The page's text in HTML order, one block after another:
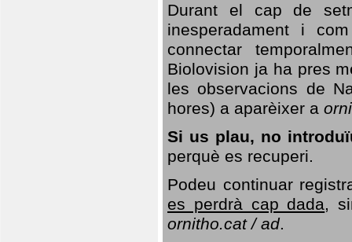
Durant el cap de
inesperadament i
connectar
Biolovision ja ha pres
les observacions de
hores) a aparèixer a
Si us plau, no
perquè es recuperi.
Podeu continuar
es perdrà cap dada,
ornitho.cat / ad.